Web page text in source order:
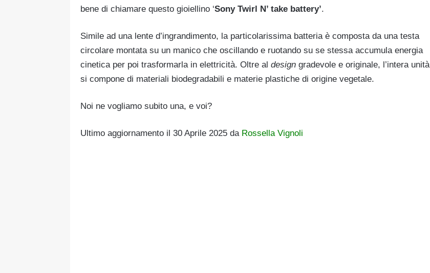
bene di chiamare questo gioiellino ‘Sony Twirl N’ take battery’.
Simile ad una lente d’ingrandimento, la particolarissima batteria è composta da una testa
circolare montata su un manico che oscillando e ruotando su se stessa accumula energia
cinetica per poi trasformarla in elettricità. Oltre al design gradevole e originale, l’intera unità
si compone di materiali biodegradabili e materie plastiche di origine vegetale.
Noi ne vogliamo subito una, e voi?
Ultimo aggiornamento il 30 Aprile 2025 da Rossella Vignoli